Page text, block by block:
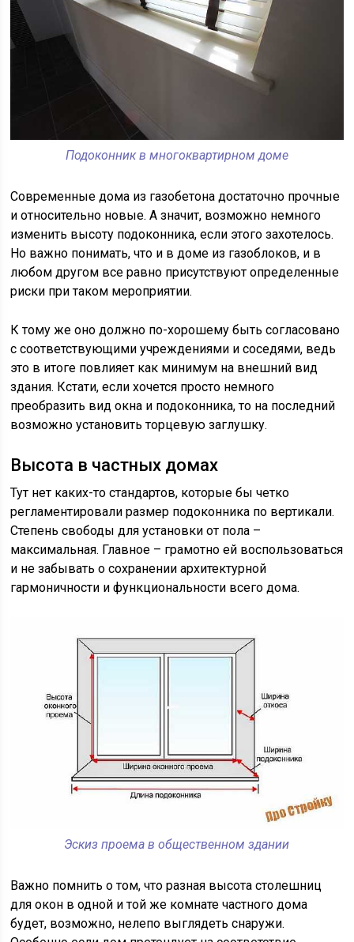
Подоконник в многоквартирном доме
Современные дома из газобетона достаточно прочные
и относительно новые. А значит, возможно немного
изменить высоту подоконника, если этого захотелось.
Но важно понимать, что и в доме из газоблоков, и в
любом другом все равно присутствуют определенные
риски при таком мероприятии.
К тому же оно должно по-хорошему быть согласовано
с соответствующими учреждениями и соседями, ведь
это в итоге повлияет как минимум на внешний вид
здания. Кстати, если хочется просто немного
преобразить вид окна и подоконника, то на последний
возможно установить торцевую заглушку.
Высота в частных домах
Тут нет каких-то стандартов, которые бы четко
регламентировали размер подоконника по вертикали.
Степень свободы для установки от пола –
максимальная. Главное – грамотно ей воспользоваться
и не забывать о сохранении архитектурной
гармоничности и функциональности всего дома.
Эскиз проема в общественном здании
Важно помнить о том, что разная высота столешниц
для окон в одной и той же комнате частного дома
будет, возможно, нелепо выглядеть снаружи.